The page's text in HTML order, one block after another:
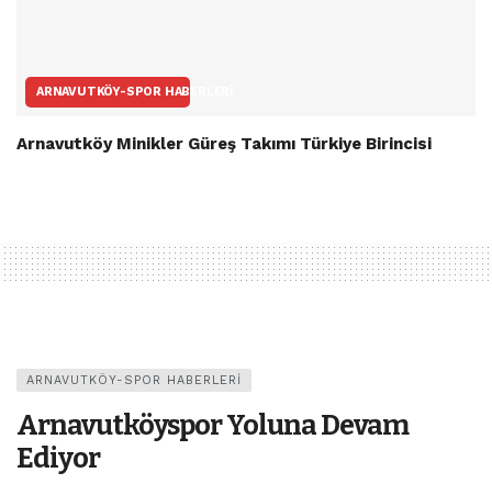
ARNAVUTKÖY-SPOR HABERLERI
Arnavutköy Minikler Güreş Takımı Türkiye Birincisi
ARNAVUTKÖY-SPOR HABERLERI
Arnavutköyspor Yoluna Devam
Ediyor